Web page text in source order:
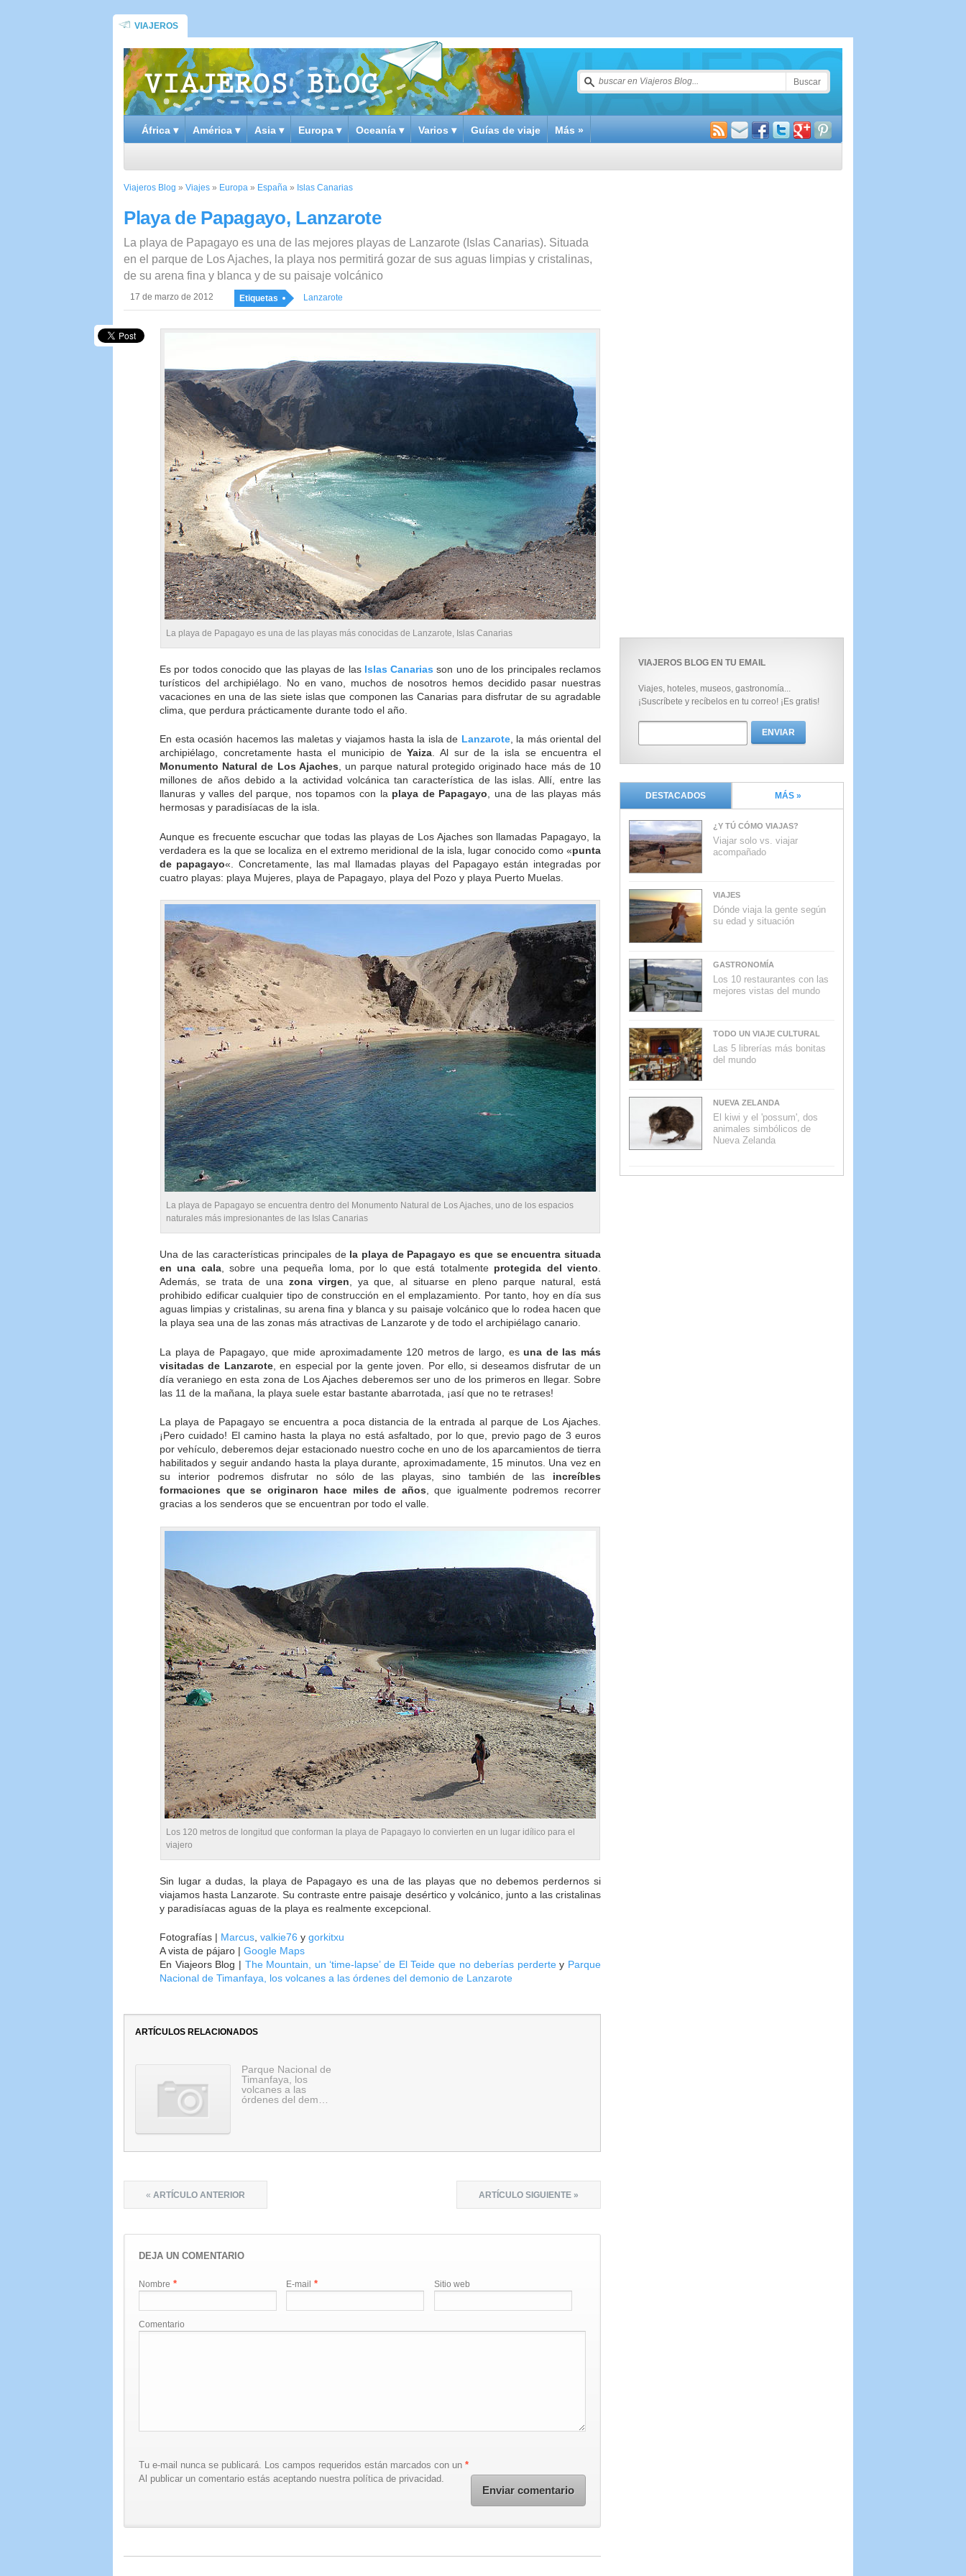
VIAJEROS
África ▾ América ▾ Asia ▾ Europa ▾ Oceanía ▾ Varios ▾ Guías de viaje Más »
Viajeros Blog » Viajes » Europa » España » Islas Canarias
Playa de Papagayo, Lanzarote
La playa de Papagayo es una de las mejores playas de Lanzarote (Islas Canarias). Situada
en el parque de Los Ajaches, la playa nos permitirá gozar de sus aguas limpias y cristalinas,
de su arena fina y blanca y de su paisaje volcánico
17 de marzo de 2012 Etiquetas Lanzarote
La playa de Papagayo es una de las playas más conocidas de Lanzarote, Islas Canarias
Es por todos conocido que las playas de las Islas Canarias son uno de los principales reclamos
turísticos del archipiélago. No en vano, muchos de nosotros hemos decidido pasar nuestras
vacaciones en una de las siete islas que componen las Canarias para disfrutar de su agradable
clima, que perdura prácticamente durante todo el año.
En esta ocasión hacemos las maletas y viajamos hasta la isla de Lanzarote, la más oriental del
archipiélago, concretamente hasta el municipio deYaiza. Al sur de la isla se encuentra el
Monumento Natural de Los Ajaches, un parque natural protegido originado hace más de 10
millones de años debido a la actividad volcánica tan característica de las islas. Allí, entre las
llanuras y valles del parque, nos topamos con la playa de Papagayo, una de las playas más
hermosas y paradisíacas de la isla.
Aunque es frecuente escuchar que todas las playas de Los Ajaches son llamadas Papagayo, la
verdadera es la que se localiza en el extremo meridional de la isla, lugar conocido como «punta
de papagayo«. Concretamente, las mal llamadas playas del Papagayo están integradas por
cuatro playas: playa Mujeres, playa de Papagayo, playa del Pozo y playa Puerto Muelas.
La playa de Papagayo se encuentra dentro del Monumento Natural de Los Ajaches, uno de los espacios
naturales más impresionantes de las Islas Canarias
Una de las características principales de la playa de Papagayo es que se encuentra situada
en una cala, sobre una pequeña loma, por lo que está totalmente protegida del viento.
Además, se trata de una zona virgen, ya que, al situarse en pleno parque natural, está
prohibido edificar cualquier tipo de construcción en el emplazamiento. Por tanto, hoy en día sus
aguas limpias y cristalinas, su arena fina y blanca y su paisaje volcánico que lo rodea hacen que
la playa sea una de las zonas más atractivas de Lanzarote y de todo el archipiélago canario.
La playa de Papagayo, que mide aproximadamente 120 metros de largo, esuna de las más
visitadas de Lanzarote, en especial por la gente joven. Por ello, si deseamos disfrutar de un
día veraniego en esta zona de Los Ajaches deberemos ser uno de los primeros en llegar. Sobre
las 11 de la mañana, la playa suele estar bastante abarrotada, ¡así que no te retrases!
La playa de Papagayo se encuentra a poca distancia de la entrada al parque de Los Ajaches.
¡Pero cuidado! El camino hasta la playa no está asfaltado, por lo que, previo pago de 3 euros
por vehículo, deberemos dejar estacionado nuestro coche en uno de los aparcamientos de tierra
habilitados y seguir andando hasta la playa durante, aproximadamente, 15 minutos. Una vez en
su interior podremos disfrutar no sólo de las playas, sino también de las increíbles
formaciones que se originaron hace miles de años , que igualmente podremos recorrer
gracias a los senderos que se encuentran por todo el valle.
Los 120 metros de longitud que conforman la playa de Papagayo lo convierten en un lugar idílico para el
viajero
Sin lugar a dudas, la playa de Papagayo es una de las playas que no debemos perdernos si
viajamos hasta Lanzarote. Su contraste entre paisaje desértico y volcánico, junto a las cristalinas
y paradisíacas aguas de la playa es realmente excepcional.
Fotografías | Marcus valkie76 y gorkitxu
A vista de pájaro | Google Maps
En Viajeors Blog | The Mountain, un ‘time-lapse’ de El Teide que no deberías perdertey Parque
Nacional de Timanfaya, los volcanes a las órdenes del demonio de Lanzarote
ARTÍCULOS RELACIONADOS
Parque Nacional de
Timanfaya, los
volcanes a las
órdenes del dem…
« ARTÍCULO ANTERIOR ARTÍCULO SIGUIENTE »
DEJA UN COMENTARIO
Nombre * E-mail * Sitio web
Comentario
Tu e-mail nunca se publicará. Los campos requeridos están marcados con un *
Al publicar un comentario estás aceptando nuestra política de privacidad.
VIAJEROS BLOG EN TU EMAIL
Viajes, hoteles, museos, gastronomía...
¡Suscríbete y recíbelos en tu correo! ¡Es gratis!
DESTACADOS MÁS »
¿Y TÚ CÓMO VIAJAS?
Viajar solo vs. viajar
acompañado
VIAJES
Dónde viaja la gente según
su edad y situación
GASTRONOMÍA
Los 10 restaurantes con las
mejores vistas del mundo
TODO UN VIAJE CULTURAL
Las 5 librerías más bonitas
del mundo
NUEVA ZELANDA
El kiwi y el 'possum', dos
animales simbólicos de
Nueva Zelanda